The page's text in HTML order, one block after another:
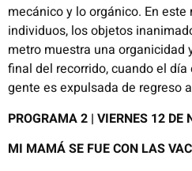
mecánico y lo orgánico. En
individuos, los objetos
metro muestra una organicidad
final del recorrido, cuando el
gente es expulsada de regreso
PROGRAMA 2 | VIERNES 12 DE
MI MAMÁ SE FUE CON LAS